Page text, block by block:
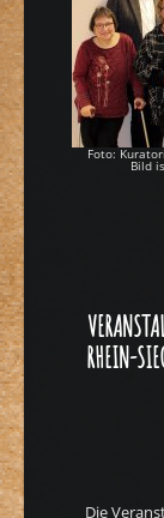
Foto:
Bild
RHEIN-
Die